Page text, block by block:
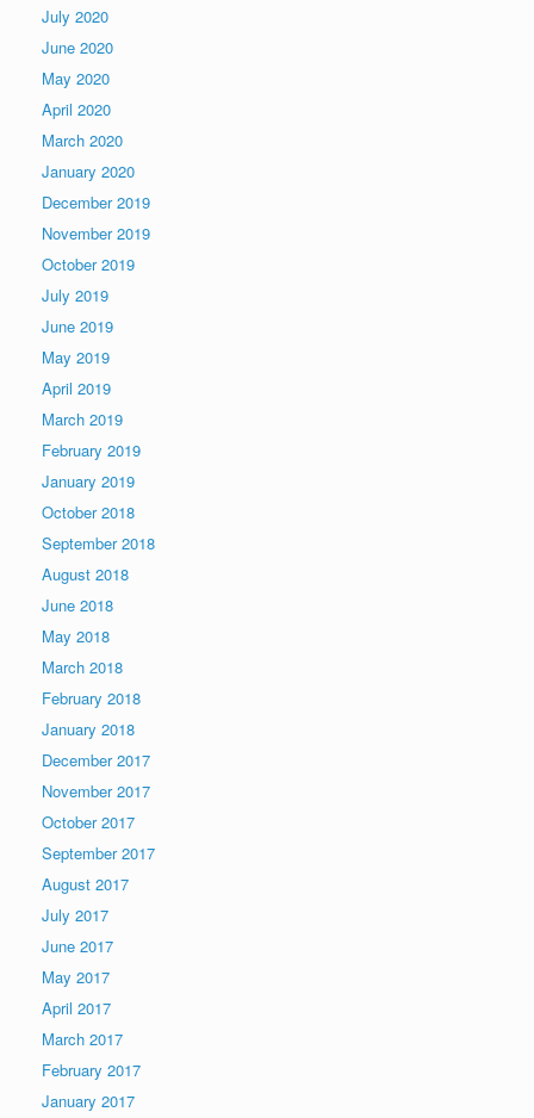
July 2020
June 2020
May 2020
April 2020
March 2020
January 2020
December 2019
November 2019
October 2019
July 2019
June 2019
May 2019
April 2019
March 2019
February 2019
January 2019
October 2018
September 2018
August 2018
June 2018
May 2018
March 2018
February 2018
January 2018
December 2017
November 2017
October 2017
September 2017
August 2017
July 2017
June 2017
May 2017
April 2017
March 2017
February 2017
January 2017